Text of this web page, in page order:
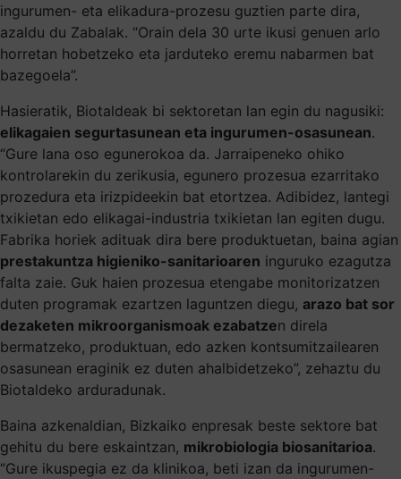
ingurumen- eta elikadura-prozesu guztien parte dira,
azaldu du Zabalak. “Orain dela 30 urte ikusi genuen arlo
horretan hobetzeko eta jarduteko eremu nabarmen bat
bazegoela”.
Hasieratik, Biotaldeak bi sektoretan lan egin du nagusiki:
elikagaien segurtasunean eta ingurumen-osasunean.
“Gure lana oso egunerokoa da. Jarraipeneko ohiko
kontrolarekin du zerikusia, egunero prozesua ezarritako
prozedura eta irizpideekin bat etortzea. Adibidez, lantegi
txikietan edo elikagai-industria txikietan lan egiten dugu.
Fabrika horiek adituak dira bere produktuetan, baina agian
prestakuntza higieniko-sanitarioaren inguruko ezagutza
falta zaie. Guk haien prozesua etengabe monitorizatzen
duten programak ezartzen laguntzen diegu, arazo bat sor
dezaketen mikroorganismoak ezabatzen direla
bermatzeko, produktuan, edo azken kontsumitzailearen
osasunean eraginik ez duten ahalbidetzeko”, zehaztu du
Biotaldeko arduradunak.
Baina azkenaldian, Bizkaiko enpresak beste sektore bat
gehitu du bere eskaintzan, mikrobiologia biosanitarioa.
“Gure ikuspegia ez da klinikoa, beti izan da ingurumen-